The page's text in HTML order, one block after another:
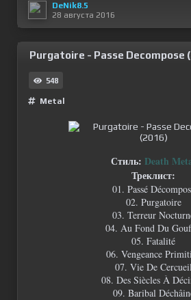
DeNik8.5
28 августа 2016
Purgatoire - Passe Decompose
548
Metal
Стиль: Death
Треклист:
01. Passé
02. Purgatoire
03. Terreur
04. Au Fond Du
05. Fatalité
06. Vengeance
07. Vie De Cercueil
08. Des Siècles À
09. Baribal